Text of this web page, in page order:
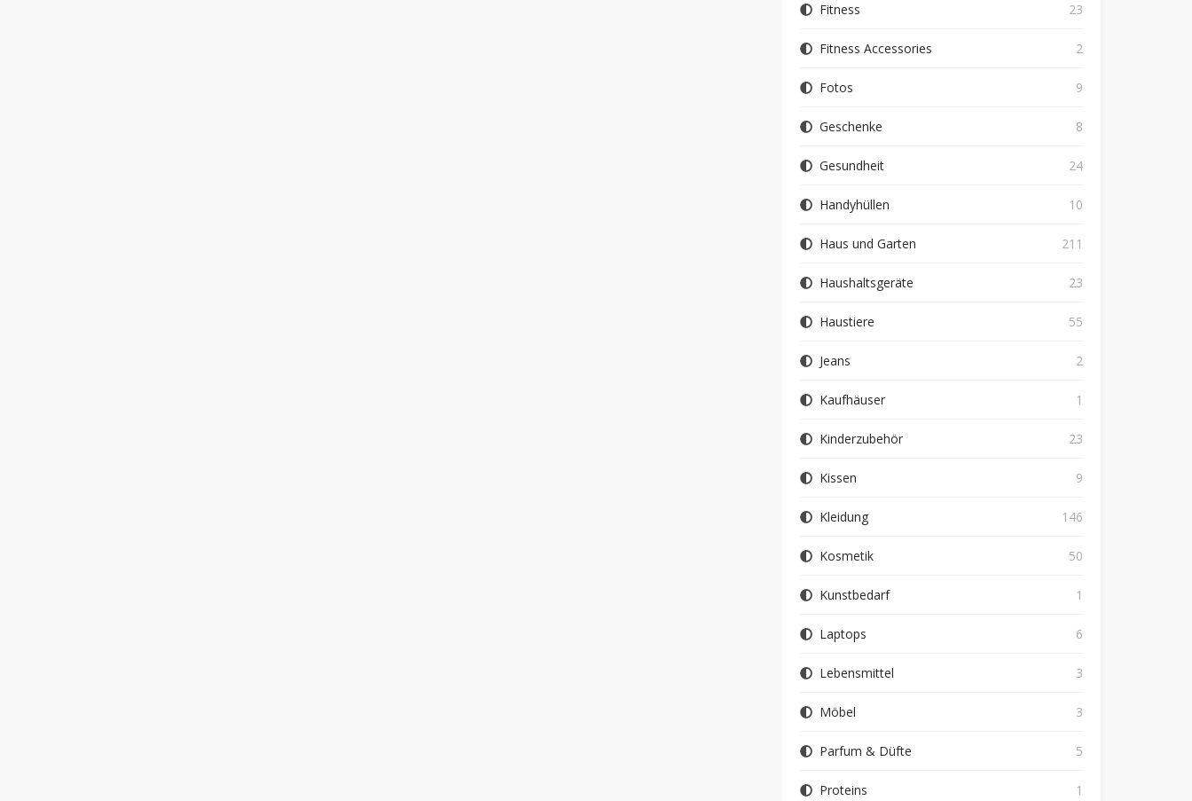
Fitness 23
Fitness Accessories 2
Fotos 9
Geschenke 8
Gesundheit 24
Handyhüllen 10
Haus und Garten 211
Haushaltsgeräte 23
Haustiere 55
Jeans 2
Kaufhäuser 1
Kinderzubehör 23
Kissen 9
Kleidung 146
Kosmetik 50
Kunstbedarf 1
Laptops 6
Lebensmittel 3
Möbel 3
Parfum & Düfte 5
Proteins 1